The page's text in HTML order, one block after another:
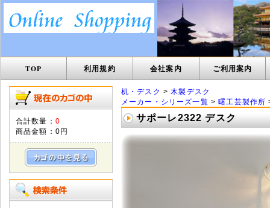
TOP 利用規約 会社案内 ご利用案内
合計数量： 0
商品金額： 0円
机・デスク > 木製デスク
メーカー・シリーズ一覧 >曙工芸製作所
サポーレ2322 デスク